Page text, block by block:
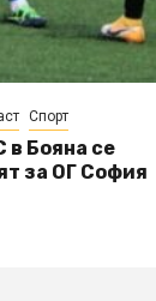
Спорт
в Бояна се
за ОГ София